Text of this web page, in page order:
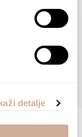
detalje
od
75,00 €
do
138,00 €
OPCIJE